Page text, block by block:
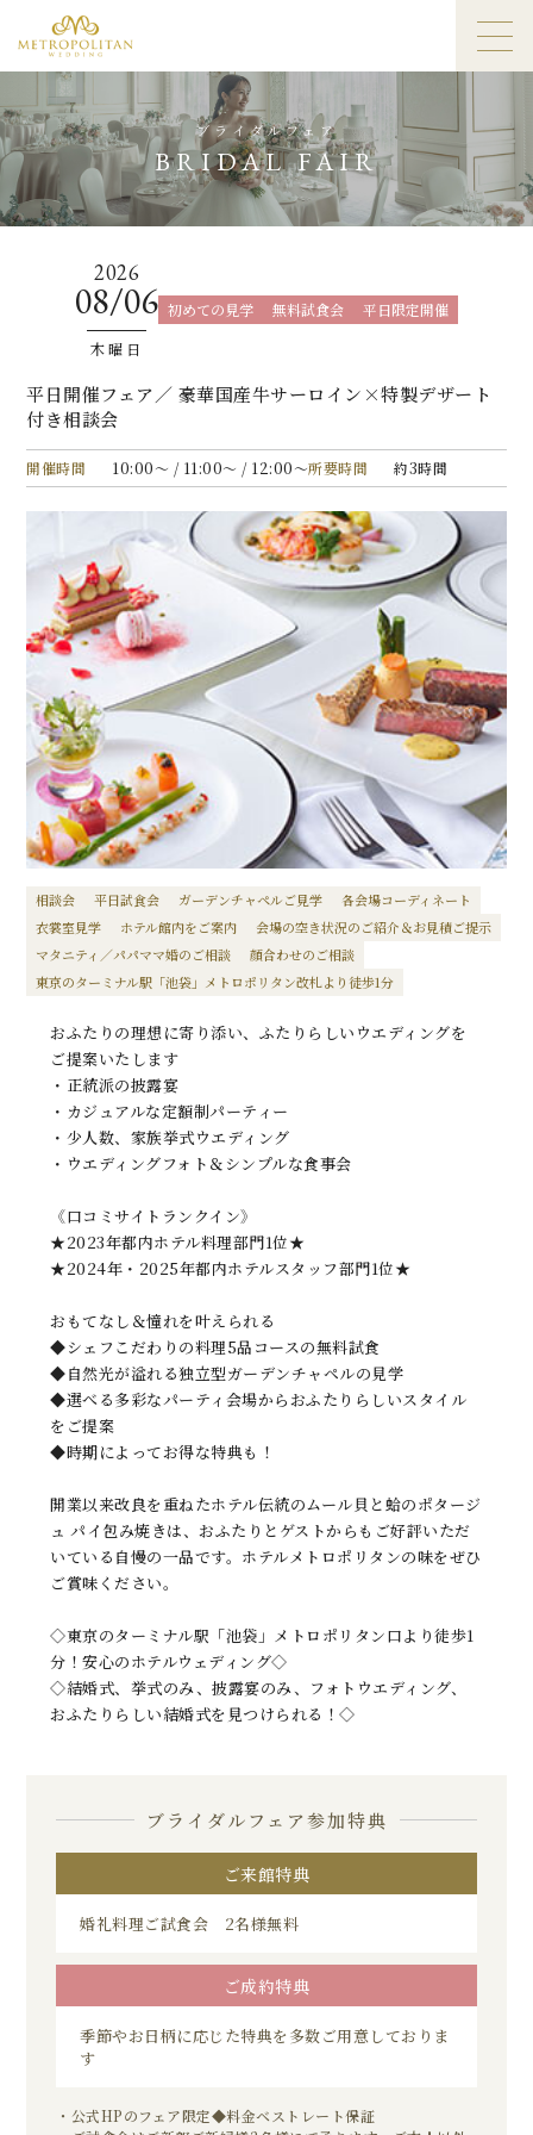
ブライダルフェア
BRIDAL FAIR
2026
08/06
木曜日
初めての見学 無料試食会 平日限定開催
平日開催フェア／ 豪華国産牛サーロイン×特製デザート
付き相談会
開催時間 10:00〜 / 11:00〜 / 12:00〜所要時間 約3時間
相談会 平日試食会 ガーデンチャペルご見学
各会場コーディネート
衣裳室見学
ホテル館内をご案内
会場の空き状況のご紹介＆お見積ご提示
マタニティ／パパママ婚のご相談
顔合わせのご相談
東京のターミナル駅「池袋」メトロポリタン改札より徒歩1分
おふたりの理想に寄り添い、ふたりらしいウエディングを
ご提案いたします
・正統派の披露宴
・カジュアルな定額制パーティー
・少人数、家族挙式ウエディング
・ウエディングフォト＆シンプルな食事会
《口コミサイトランクイン》
★2023年都内ホテル料理部門1位★
★2024年・2025年都内ホテルスタッフ部門1位★
おもてなし＆憧れを叶えられる
◆シェフこだわりの料理5品コースの無料試食
◆自然光が溢れる独立型ガーデンチャペルの見学
◆選べる多彩なパーティ会場からおふたりらしいスタイル
をご提案
◆時期によってお得な特典も！
開業以来改良を重ねたホテル伝統のムール貝と蛤のポタージ
ュ パイ包み焼きは、おふたりとゲストからもご好評いただ
いている自慢の一品です。ホテルメトロポリタンの味をぜひ
ご賞味ください。
◇東京のターミナル駅「池袋」メトロポリタン口より徒歩1
分！安心のホテルウェディング◇
◇結婚式、挙式のみ、披露宴のみ、フォトウエディング、
おふたりらしい結婚式を見つけられる！◇
ブライダルフェア参加特典
ご来館特典
婚礼料理ご試食会 2名様無料
ご成約特典
季節やお日柄に応じた特典を多数ご用意しておりま
す
・公式HPのフェア限定◆料金ベストレート保証